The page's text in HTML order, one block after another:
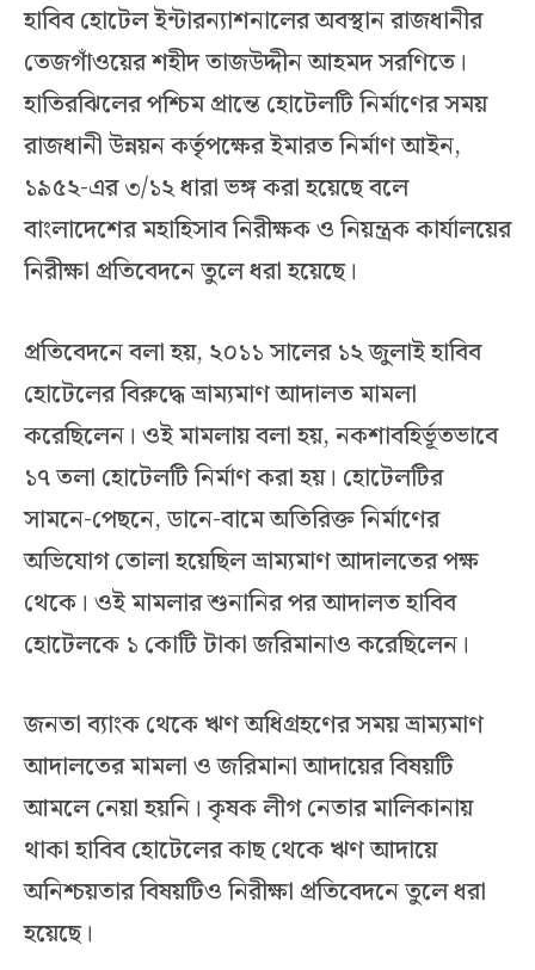
হাবিব হোটেল ইন্টারন্যাশনালের অবস্থান রাজধানীর
তেজগাঁওয়ের শহীদ তাজউদ্দীন আহমদ সরণিতে।
হাতিরঝিলের পশ্চিম প্রান্তে হোটেলটি নির্মাণের সময়
রাজধানী উন্নয়ন কর্তৃপক্ষের ইমারত নির্মাণ আইন,
১৯৫২-এর ৩/১২ ধারা ভঙ্গ করা হয়েছে বলে
বাংলাদেশের মহাহিসাব নিরীক্ষক ও নিয়ন্ত্রক কার্যালয়ের
নিরীক্ষা প্রতিবেদনে তুলে ধরা হয়েছে।
প্রতিবেদনে বলা হয়, ২০১১ সালের ১২ জুলাই হাবিব
হোটেলের বিরুদ্ধে ভ্রাম্যমাণ আদালত মামলা
করেছিলেন। ওই মামলায় বলা হয়, নকশাবহির্ভূতভাবে
১৭ তলা হোটেলটি নির্মাণ করা হয়। হোটেলটির
সামনে-পেছনে, ডানে-বামে অতিরিক্ত নির্মাণের
অভিযোগ তোলা হয়েছিল ভ্রাম্যমাণ আদালতের পক্ষ
থেকে। ওই মামলার শুনানির পর আদালত হাবিব
হোটেলকে ১ কোটি টাকা জরিমানাও করেছিলেন।
জনতা ব্যাংক থেকে ঋণ অধিগ্রহণের সময় ভ্রাম্যমাণ
আদালতের মামলা ও জরিমানা আদায়ের বিষয়টি
আমলে নেয়া হয়নি। কৃষক লীগ নেতার মালিকানায়
থাকা হাবিব হোটেলের কাছ থেকে ঋণ আদায়ে
অনিশ্চয়তার বিষয়টিও নিরীক্ষা প্রতিবেদনে তুলে ধরা
হয়েছে।